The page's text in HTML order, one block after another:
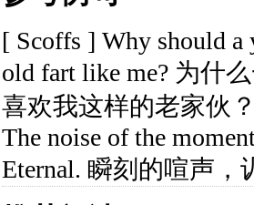
[ Scoffs ] Why should
old fart like me? 为什
喜欢我这样的老家伙
The noise of the
Eternal. 瞬刻的喧声